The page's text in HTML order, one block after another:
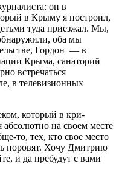
он в
в Крыму я построил,
туда приезжал. Мы,
оба мы
Гордон — в
Крыма, санаторий
встречаться
в телевизионных
который в кри­
на своем месте
то, тех, кто свое место
норовят. Хочу Дмитрию
и да пребудут с вами